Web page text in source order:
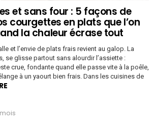
et sans four : 5 façons de
courgettes en plats que l’on
la chaleur écrase tout
et l’envie de plats frais revient au galop. La
se glisse partout sans alourdir l’assiette :
crue, fondante quand elle passe vite à la poêle,
à un yaourt bien frais. Dans les cuisines de